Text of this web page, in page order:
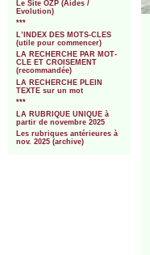
Le Site OZP (Aides /
Evolution)
***
L’INDEX DES MOTS-CLES
(utile pour commencer)
LA RECHERCHE PAR MOT-
CLE ET CROISEMENT
(recommandée)
LA RECHERCHE PLEIN
TEXTE sur un mot
***
LA RUBRIQUE UNIQUE à
partir de novembre 2025
Les rubriques antérieures à
nov. 2025 (archive)